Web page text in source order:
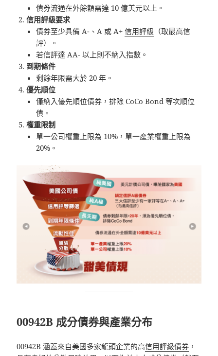
債券流通在外餘額需達 10 億美元以上。
信用評級要求
債券至少具備 A-、A 或 A+信用評級 （取最高信
評）。
若信評達 AA- 以上則不納入指數。
到期條件
剩餘年限需大於 20 年。
優先順位
僅納入優先順位債券，排除 CoCo Bond 等次順位
債。
權重限制
單一公司權重上限為 10%，單一產業權重上限為
20%。
00942B 成分債券與產業分布
00942B 涵蓋來自美國多家龍頭企業的高信用評級債券 ，